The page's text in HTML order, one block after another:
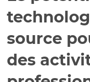
source
des